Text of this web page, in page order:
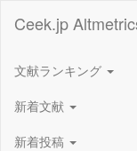
Ceek.jp
文献ランキング
新着文献
新着投稿